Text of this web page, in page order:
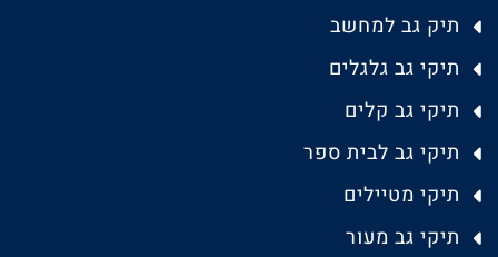
תיק גב למחשב
תיקי גב גלגלים
תיקי גב קלים
תיקי גב לבית ספר
תיקי מטיילים
תיקי גב מעור